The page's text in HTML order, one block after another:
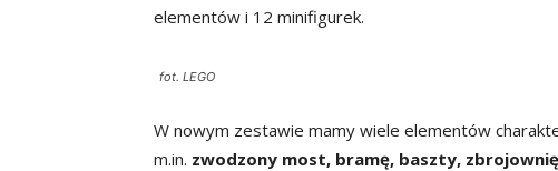
elementów i 12 minifigurek.
fot. LEGO
W nowym zestawie mamy wiele elementów
m.in. zwodzony most, bramę, baszty,